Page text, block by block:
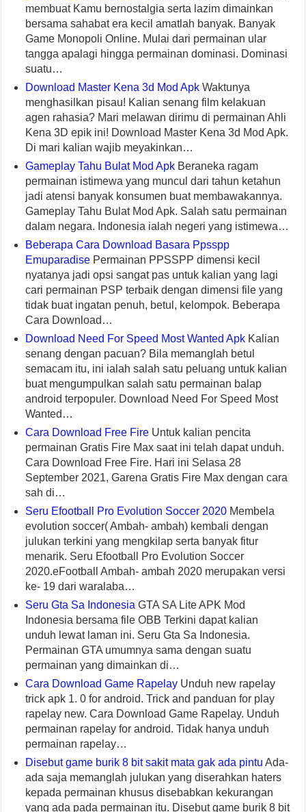
membuat Kamu bernostalgia serta lazim dimainkan
bersama sahabat era kecil amatlah banyak. Banyak
Game Monopoli Online. Mulai dari permainan ular
tangga apalagi hingga permainan dominasi. Dominasi
suatu…
Download Master Kena 3d Mod Apk Waktunya
menghasilkan pisau! Kalian senang film kelakuan
agen rahasia? Mari melawan dirimu di permainan Ahli
Kena 3D epik ini! Download Master Kena 3d Mod Apk.
Di mari kalian wajib meyakinkan…
Gameplay Tahu Bulat Mod Apk Beraneka ragam
permainan istimewa yang muncul dari tahun ketahun
jadi atensi banyak konsumen buat membawakannya.
Gameplay Tahu Bulat Mod Apk. Salah satu permainan
dalam negara. Indonesia ialah negeri yang istimewa…
Beberapa Cara Download Basara Ppsspp
Emuparadise Permainan PPSSPP dimensi kecil
nyatanya jadi opsi sangat pas untuk kalian yang lagi
cari permainan PSP terbaik dengan dimensi file yang
tidak buat ingatan penuh, betul, kelompok. Beberapa
Cara Download…
Download Need For Speed Most Wanted Apk Kalian
senang dengan pacuan? Bila memanglah betul
semacam itu, ini ialah salah satu peluang untuk kalian
buat mengumpulkan salah satu permainan balap
android terpopuler. Download Need For Speed Most
Wanted…
Cara Download Free Fire Untuk kalian pencita
permainan Gratis Fire Max saat ini telah dapat unduh.
Cara Download Free Fire. Hari ini Selasa 28
September 2021, Garena Gratis Fire Max dengan cara
sah di…
Seru Efootball Pro Evolution Soccer 2020 Membela
evolution soccer( Ambah- ambah) kembali dengan
julukan terkini yang mengkilap serta banyak fitur
menarik. Seru Efootball Pro Evolution Soccer
2020.eFootball Ambah- ambah 2020 merupakan versi
ke- 19 dari waralaba…
Seru Gta Sa Indonesia GTA SA Lite APK Mod
Indonesia bersama file OBB Terkini dapat kalian
unduh lewat laman ini. Seru Gta Sa Indonesia.
Permainan GTA umumnya sama dengan suatu
permainan yang dimainkan di…
Cara Download Game Rapelay Unduh new rapelay
trick apk 1. 0 for android. Trick and panduan for play
rapelay new. Cara Download Game Rapelay. Unduh
permainan rapelay for android. Tidak hanya unduh
permainan rapelay…
Disebut game burik 8 bit sakit mata gak ada pintu Ada-
ada saja memanglah julukan yang diserahkan haters
kepada permainan khusus disebabkan kekurangan
yang ada pada permainan itu. Disebut game burik 8 bit